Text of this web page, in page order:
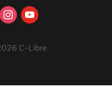
instagram
youtube
C-Libre